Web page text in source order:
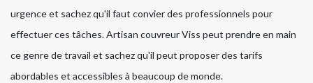
urgence et sachez qu'il faut convier des professionnels pour
effectuer ces tâches. Artisan couvreur Viss peut prendre en main
ce genre de travail et sachez qu'il peut proposer des tarifs
abordables et accessibles à beaucoup de monde.